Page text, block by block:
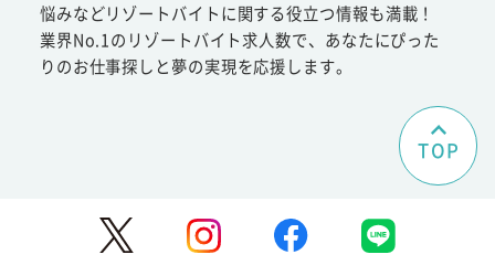
悩みなどリゾートバイトに関する役立つ情報も満載！
業界No.1のリゾートバイト求人数で、あなたにぴった
りのお仕事探しと夢の実現を応援します。
TOP